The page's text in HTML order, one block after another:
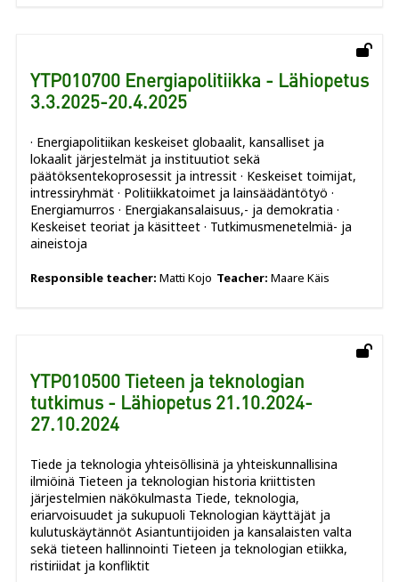
YTP010700 Energiapolitiikka - Lähiopetus
3.3.2025-20.4.2025
· Energiapolitiikan keskeiset globaalit, kansalliset ja
lokaalit järjestelmät ja instituutiot sekä
päätöksentekoprosessit ja intressit · Keskeiset toimijat,
intressiryhmät · Politiikkatoimet ja lainsäädäntötyö ·
Energiamurros · Energiakansalaisuus,- ja demokratia ·
Keskeiset teoriat ja käsitteet · Tutkimusmenetelmiä- ja
aineistoja
Responsible teacher: Matti Kojo Teacher: Maare Käis
YTP010500 Tieteen ja teknologian
tutkimus - Lähiopetus 21.10.2024-
27.10.2024
Tiede ja teknologia yhteisöllisinä ja yhteiskunnallisina
ilmiöinä Tieteen ja teknologian historia kriittisten
järjestelmien näkökulmasta Tiede, teknologia,
eriarvoisuudet ja sukupuoli Teknologian käyttäjät ja
kulutuskäytännöt Asiantuntijoiden ja kansalaisten valta
sekä tieteen hallinnointi Tieteen ja teknologian etiikka,
ristiriidat ja konfliktit